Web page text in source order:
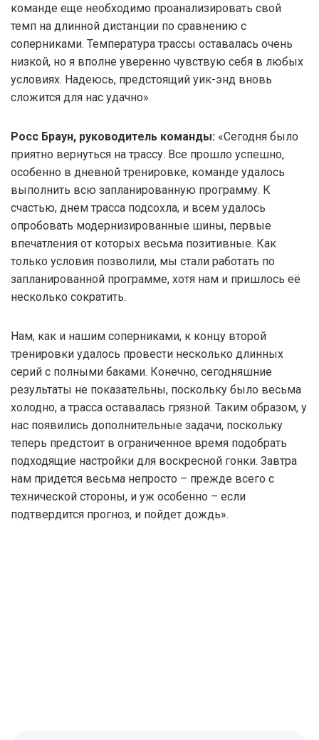
команде еще необходимо проанализировать свой
темп на длинной дистанции по сравнению с
соперниками. Температура трассы оставалась очень
низкой, но я вполне уверенно чувствую себя в любых
условиях. Надеюсь, предстоящий уик-энд вновь
сложится для нас удачно».
Росс Браун, руководитель команды: «Сегодня было
приятно вернуться на трассу. Все прошло успешно,
особенно в дневной тренировке, команде удалось
выполнить всю запланированную программу. К
счастью, днем трасса подсохла, и всем удалось
опробовать модернизированные шины, первые
впечатления от которых весьма позитивные. Как
только условия позволили, мы стали работать по
запланированной программе, хотя нам и пришлось её
несколько сократить.
Нам, как и нашим соперниками, к концу второй
тренировки удалось провести несколько длинных
серий с полными баками. Конечно, сегодняшние
результаты не показательны, поскольку было весьма
холодно, а трасса оставалась грязной. Таким образом, у
нас появились дополнительные задачи, поскольку
теперь предстоит в ограниченное время подобрать
подходящие настройки для воскресной гонки. Завтра
нам придется весьма непросто – прежде всего с
технической стороны, и уж особенно – если
подтвердится прогноз, и пойдет дождь».